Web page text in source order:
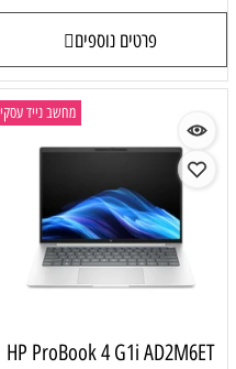
פרטים נוספים
מחשב נייד עסקי
HP ProBook 4 G1i AD2M6ET